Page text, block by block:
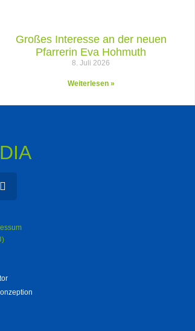
Großes Interesse an der neuen
Pfarrerin Eva Hohmuth
8. Juli 2026
Weiterlesen »